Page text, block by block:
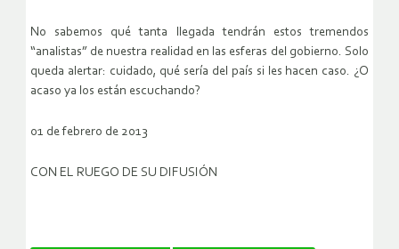
No sabemos qué tanta llegada tendrán estos tremendos
“analistas” de nuestra realidad en las esferas del gobierno. Solo
queda alertar: cuidado, qué sería del país si les hacen caso. ¿O
acaso ya los están escuchando?
01 de febrero de 2013
CON EL RUEGO DE SU DIFUSIÓN